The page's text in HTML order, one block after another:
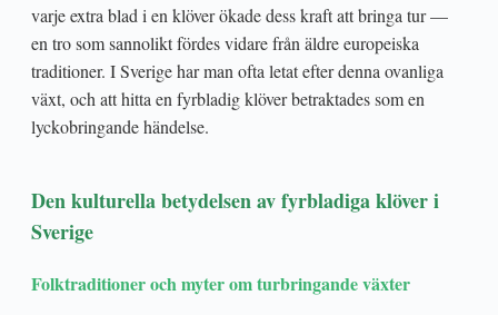
varje extra blad i en klöver ökade dess kraft att bringa tur —
en tro som sannolikt fördes vidare från äldre europeiska
traditioner. I Sverige har man ofta letat efter denna ovanliga
växt, och att hitta en fyrbladig klöver betraktades som en
lyckobringande händelse.
Den kulturella betydelsen av fyrbladiga klöver i
Sverige
Folktraditioner och myter om turbringande växter